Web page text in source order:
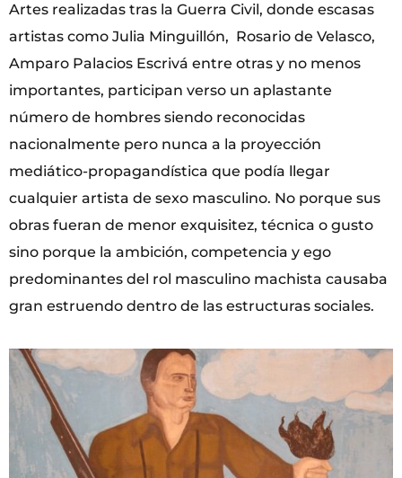
Artes realizadas tras la Guerra Civil, donde escasas
artistas como Julia Minguillón, Rosario de Velasco,
Amparo Palacios Escrivá entre otras y no menos
importantes, participan verso un aplastante
número de hombres siendo reconocidas
nacionalmente pero nunca a la proyección
mediático-propagandística que podía llegar
cualquier artista de sexo masculino. No porque sus
obras fueran de menor exquisitez, técnica o gusto
sino porque la ambición, competencia y ego
predominantes del rol masculino machista causaba
gran estruendo dentro de las estructuras sociales.